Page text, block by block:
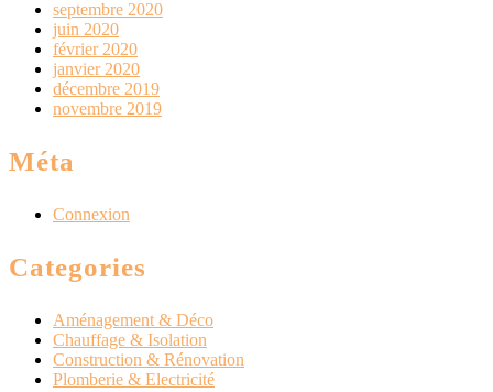
septembre 2020
juin 2020
février 2020
janvier 2020
décembre 2019
novembre 2019
Méta
Connexion
Categories
Aménagement & Déco
Chauffage & Isolation
Construction & Rénovation
Plomberie & Electricité